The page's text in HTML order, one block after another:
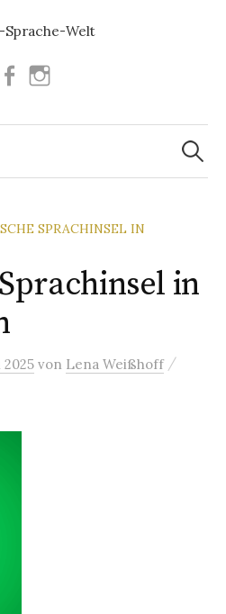
Facebook
Suchen
nach:
SPRACHINSEL IN
in
2025 von Lena Weißhoff /